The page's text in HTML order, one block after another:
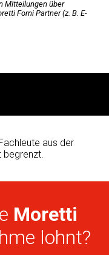
Mitteilungen über
Forni Partner (z. B. E-
aus der
begrenzt.
Moretti
lohnt?